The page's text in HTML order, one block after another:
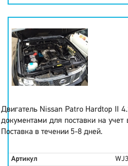
Двигатель Nissan Patro Hardtop II
документами для поставки на
Поставка в течении 5-8 дней.
Артикул